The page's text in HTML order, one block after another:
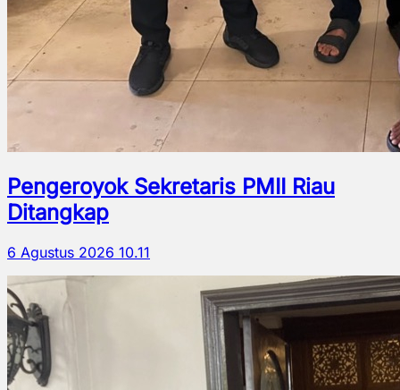
Pengeroyok Sekretaris PMII Riau
Ditangkap
6 Agustus 2026 10.11